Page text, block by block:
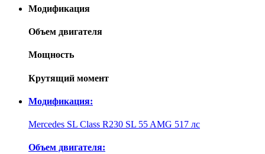
Модификация
Объем двигателя
Мощность
Крутящий момент
Модификация:
Mercedes SL Class R230 SL 55 AMG 517 лс
Объем двигателя: